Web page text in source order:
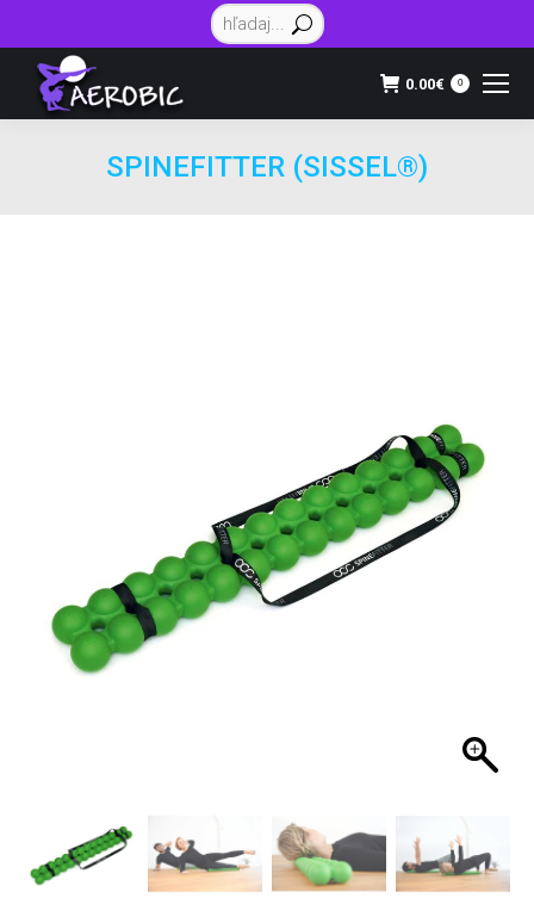
Vyhľadávanie:
0.00€ 0
SPINEFITTER (SISSEL®)